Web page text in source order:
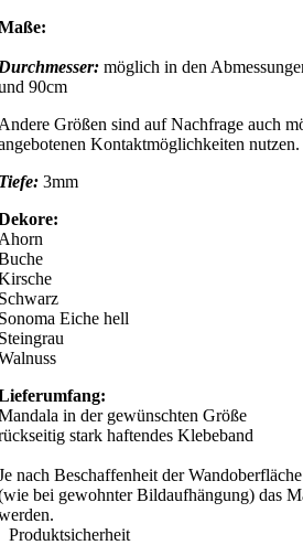
möglich in den
90cm
Größen sind auf Nachfrage auch
Kontaktmöglichkeiten nutzen.
3mm
Eiche hell
in der gewünschten Größe
stark haftendes Klebeband
nach Beschaffenheit der
bei gewohnter Bildaufhängung) das
Produktsicherheit